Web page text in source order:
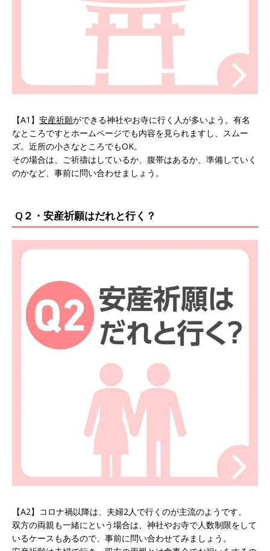
【A1】 安産祈願ができる神社やお寺に行く人が多いよう。有名
なところですとホームページでも内容を見られますし、スムー
ズ。近所の小さなところでもOK。
その場合は、ご祈禱はしているか、腹帯はあるか、準備していく
のかなど、事前に問い合わせましょう。
Q２・安産祈願はだれと行く？
【A2】コロナ禍以降は、夫婦2人で行くのが主流のようです。
双方の両親も一緒にという場合は、神社やお寺で人数制限をして
いるケースもあるので、事前に問い合わせてみましょう。